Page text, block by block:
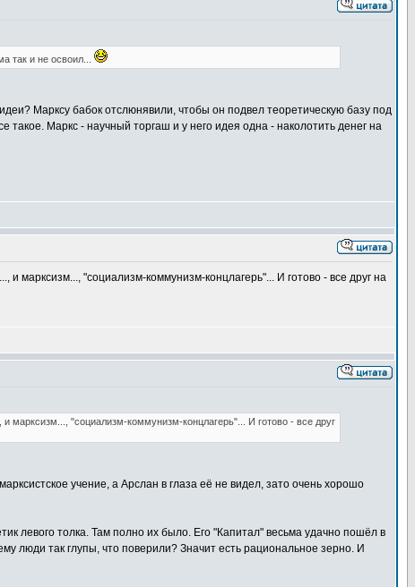
так и не освоил...
Марксу бабок отслюнявили, чтобы он подвел теоретическую базу под
Маркс - научный торгаш и у него идея одна - наколотить денег на
марксизм..., "социализм-коммунизм-концлагерь"... И готово - все друг на
"социализм-коммунизм-концлагерь"... И готово - все друг
учение, а Арслан в глаза её не видел, зато очень хорошо
левого толка. Там полно их было. Его "Капитал" весьма удачно пошёл в
люди так глупы, что поверили? Значит есть рациональное зерно. И